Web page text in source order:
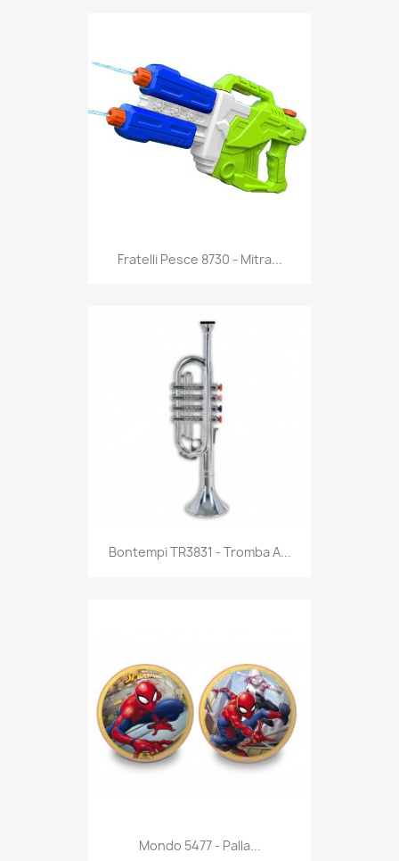
Anteprima
Fratelli Pesce 8730 - Mitra...
Anteprima
Bontempi TR3831 - Tromba A...
Anteprima
Mondo 5477 - Palla...